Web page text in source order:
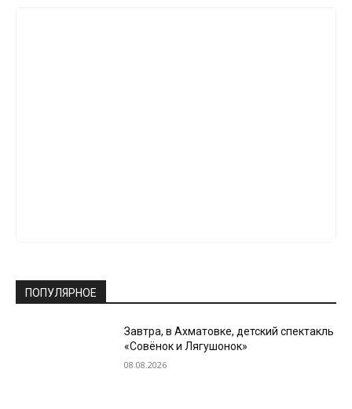
ПОПУЛЯРНОЕ
Завтра, в Ахматовке, детский спектакль
«Совёнок и Лягушонок»
08.08.2026